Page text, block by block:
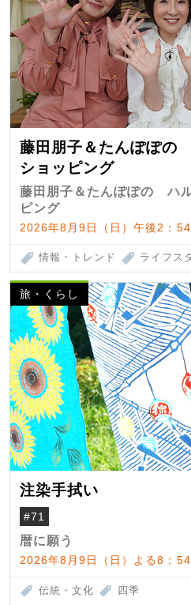
藤田朋子＆たんぽぽの
ショッピング
藤田朋子＆たんぽぽの ハ
ピング
2026年8月9日（日）午後2：
情報・トレンド ライフス
旅・くらし
注染手拭い
#71
暦に願う
2026年8月9日（日）よる8：
伝統・文化 四季